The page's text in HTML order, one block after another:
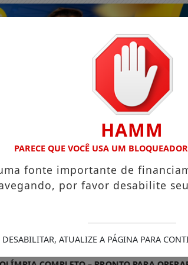
VÍDEOS EVENTOS
HAMM
PARECE QUE VOCÊ USA UM
fonte importante de
por favor desabilite
DESABILITAR, ATUALIZE A PÁGINA PARA